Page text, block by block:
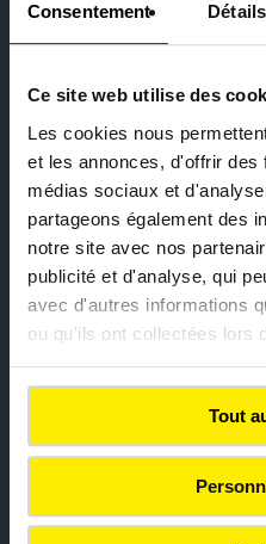
Consentement Détails
Ce site web utilise des
Les cookies nous
et les annonces, d'offrir des
médias sociaux et
partageons également des
notre site avec nos
publicité et d'analyse, qui
avec d'autres informations
ou qu'ils ont collectées lors
services.
Tout
VEGEROAD
Les enrobés à base de liant